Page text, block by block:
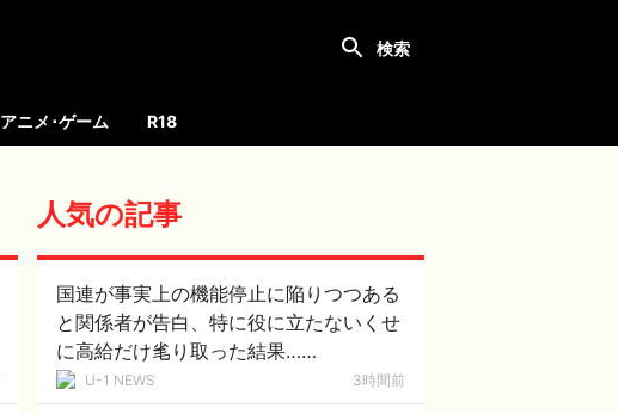
アニメ･ゲーム R18
人気の記事
国連が事実上の機能停止に陥りつつある
と関係者が告白、特に役に立たないくせ
に高給だけ毟り取った結果……
U-1 NEWS 3時間前